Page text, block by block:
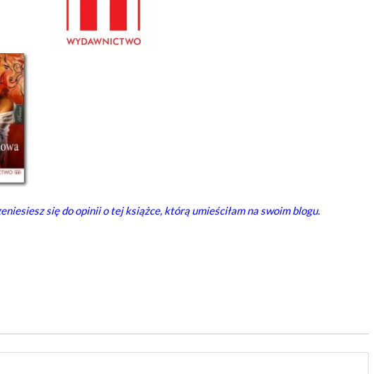
się do opinii o tej książce, którą umieściłam na swoim blogu.